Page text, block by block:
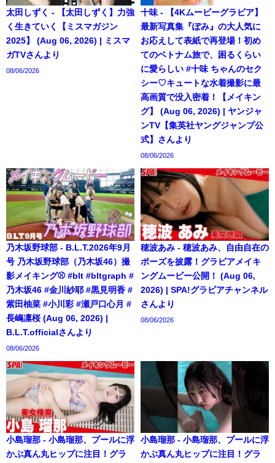
太田しずく - 【太田しずく】力強
く生きていく【ミスマガジン
2025】 (Aug 06, 2026) | ミスマ
ガTVさんより
08/06/2026
十味 - 【4Kムービーグラビア】
最新写真集『ぽみ』の大人気に
お応えして表紙で再登場！初め
てのベトナム旅で、困るくらい
に愛らしい #十味 ちゃんのセク
シー♡キュートな水着撮影に最
高画質で没入密着！【メイキン
グ】 (Aug 06, 2026) | ヤンジャ
ンTV【集英社ヤングジャンプ公
式】さんより
08/06/2026
乃木坂野球部 - B.L.T.2026年9月
号 乃木坂野球部（乃木坂46）撮
影メイキング⚾️ #blt #bltgraph #
乃木坂46 #金川紗耶 #黒見明香 #
紫田柚菜 #小川彩 #瀬戸口心月 #
長嶋凛桜 (Aug 06, 2026) |
B.L.T.officialさんより
08/06/2026
穂波あみ - 穂波あみ、自由自在の
ポーズを披露！グラビアメイキ
ングムービー公開！ (Aug 06,
2026) | SPA!グラビアチャンネル
さんより
08/06/2026
小島瑠那 - 小島瑠那、プールに浮
かぶ真ん丸ヒップに注目！グラ
小島瑠那 - 小島瑠那、プールに浮
かぶ真ん丸ヒップに注目！グラ